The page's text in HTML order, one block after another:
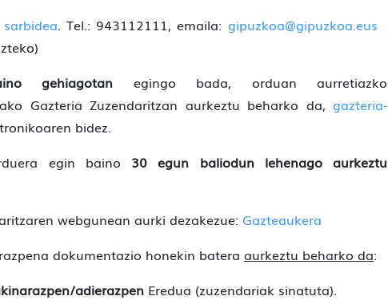
. Tel.: 943112111, emaila: gipuzkoa@gipuzkoa.eus
gehiagotan egingo bada, orduan aurretiazko
Gazteria Zuzendaritzan aurkeztu beharko da, gazteria-
bidez.
egin baino 30 egun baliodun lehenago aurkeztu
webgunean aurki dezakezue: Gazteaukera
dokumentazio honekin batera aurkeztu beharko da:
adierazpen Eredua (zuzendariak sinatuta).